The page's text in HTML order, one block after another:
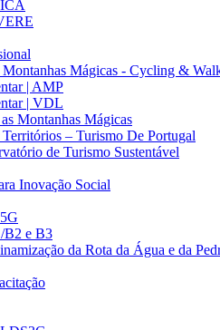
Montanhas Mágicas - Cycling &
| AMP
| VDL
Montanhas Mágicas
– Turismo De Portugal
de Turismo Sustentável
Inovação Social
B2 e B3
da Rota da Água e da